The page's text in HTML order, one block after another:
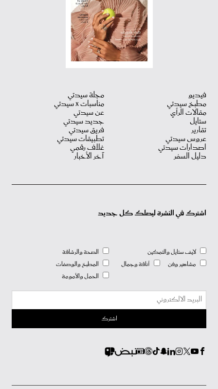
فيديو
مطبخ سيدتي
مقالات الرأي
ستايل
تقارير
عروس سيدتي
اصدارات سيدتي
دليل السفر
مجلة سيدتي
مناسبات X سيدتي
عن سيدتي
جديد سيدتي
فريق سيدتي
تطبيقات سيدتي
غلاف رقمي
آخر الأخبار
اشترك في النشرة ليصلك كل جديد
لايف ستايل والتمكين
مشاهير وفن
أناقة وجمال
الصحة والرشاقة
المطبخ والوصفات
الحمل والأمومة